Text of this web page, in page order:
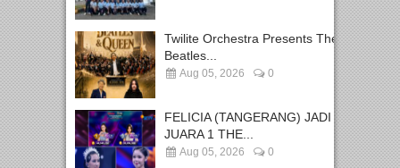
Twilite Orchestra Presents The
Beatles...
Aug 05, 2026 0
FELICIA (TANGERANG) JADI
JUARA 1 THE...
Aug 05, 2026 0